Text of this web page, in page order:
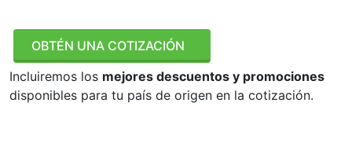
OBTÉN UNA COTIZACIÓN
Incluiremos los mejores descuentos y promociones
disponibles para tu país de origen en la cotización.